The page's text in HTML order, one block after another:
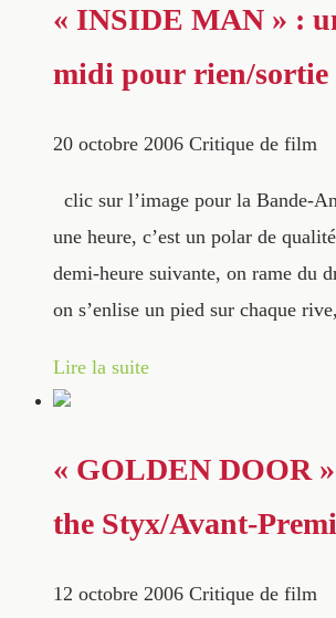
« INSIDE MAN » :
midi pour rien/sortie
20 octobre 2006 Critique de film
clic sur l’image pour la Bande-
une heure, c’est un polar de
demi-heure suivante, on rame du
on s’enlise un pied sur chaque
Lire la suite
« GOLDEN DOOR
the Styx/Avant-
12 octobre 2006 Critique de film